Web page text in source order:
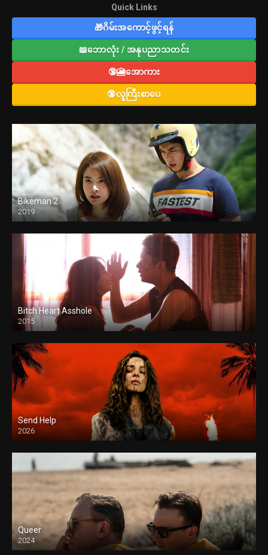
Quick Links
🎁ဂိမ်းအကောင့်ဖွင့်ရန်
📖ဘောလုံး / အနုပညာသတင်း
🔞🎦အောကား
🔞လူကြီးစာပေ
Bikeman 2
2019
Bitch Heart Asshole
2015
Send Help
2026
Queer
2024